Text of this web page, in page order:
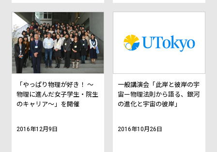
「やっぱり物理が好き！ ～
物理に進んだ女子学生・院生
のキャリア～」を開催
2016年12月9日
一般講演会「此岸と彼岸の宇
宙ー物理法則から語る、銀河
の進化と宇宙の彼岸」
2016年10月26日